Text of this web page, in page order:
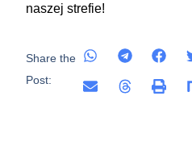
naszej strefie!
Share the
Post: